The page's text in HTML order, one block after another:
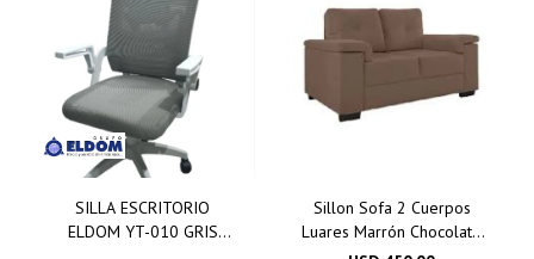
SILLA ESCRITORIO
ELDOM YT-010 GRIS
Sillon Sofa 2 Cuerpos
Luares Marrón Chocolate